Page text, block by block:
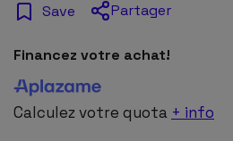
Save Partager
Financez votre achat!
Calculez votre quota + info